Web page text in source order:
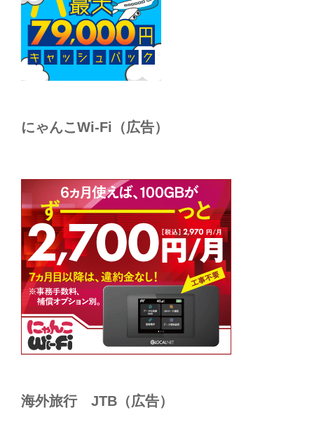
にゃんこWi-Fi（広告）
海外旅行 JTB（広告）